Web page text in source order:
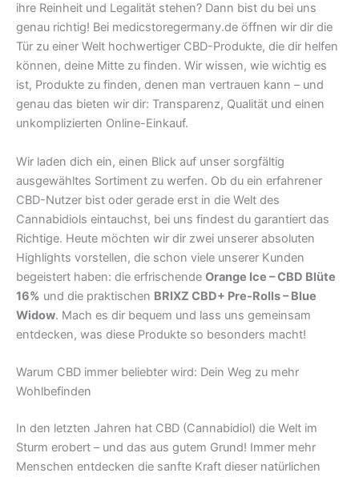
ihre Reinheit und Legalität stehen? Dann bist du bei uns
genau richtig! Bei medicstoregermany.de öffnen wir dir die
Tür zu einer Welt hochwertiger CBD-Produkte, die dir helfen
können, deine Mitte zu finden. Wir wissen, wie wichtig es
ist, Produkte zu finden, denen man vertrauen kann – und
genau das bieten wir dir: Transparenz, Qualität und einen
unkomplizierten Online-Einkauf.
Wir laden dich ein, einen Blick auf unser sorgfältig
ausgewähltes Sortiment zu werfen. Ob du ein erfahrener
CBD-Nutzer bist oder gerade erst in die Welt des
Cannabidiols eintauchst, bei uns findest du garantiert das
Richtige. Heute möchten wir dir zwei unserer absoluten
Highlights vorstellen, die schon viele unserer Kunden
begeistert haben: die erfrischende Orange Ice – CBD Blüte
16% und die praktischen BRIXZ CBD+ Pre-Rolls – Blue
Widow. Mach es dir bequem und lass uns gemeinsam
entdecken, was diese Produkte so besonders macht!
Warum CBD immer beliebter wird: Dein Weg zu mehr
Wohlbefinden
In den letzten Jahren hat CBD (Cannabidiol) die Welt im
Sturm erobert – und das aus gutem Grund! Immer mehr
Menschen entdecken die sanfte Kraft dieser natürlichen